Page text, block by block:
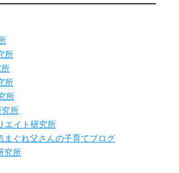
所
所
所
究所
エイト研究所
まぐれ父さんの子育てブログ
究所